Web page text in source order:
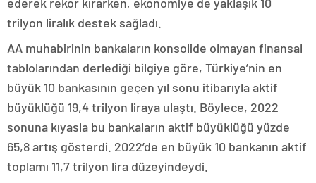
trilyon liralık destek sağladı.
AA muhabirinin bankaların konsolide olmayan finansal
tablolarından derlediği bilgiye göre, Türkiye’nin en
büyük 10 bankasının geçen yıl sonu itibarıyla aktif
büyüklüğü 19,4 trilyon liraya ulaştı. Böylece, 2022
sonuna kıyasla bu bankaların aktif büyüklüğü yüzde
65,8 artış gösterdi. 2022’de en büyük 10 bankanın aktif
toplamı 11,7 trilyon lira düzeyindeydi.